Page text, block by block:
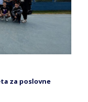
za poslovne